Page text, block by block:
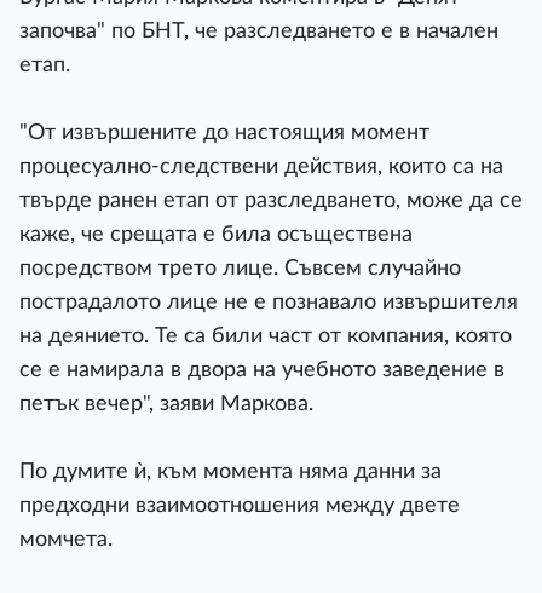
започва" по БНТ, че разследването е в начален
етап.
"От извършените до настоящия момент
процесуално-следствени действия, които са на
твърде ранен етап от разследването, може да се
каже, че срещата е била осъществена
посредством трето лице. Съвсем случайно
пострадалото лице не е познавало извършителя
на деянието. Те са били част от компания, която
се е намирала в двора на учебното заведение в
петък вечер", заяви Маркова.
По думите ѝ, към момента няма данни за
предходни взаимоотношения между двете
момчета.